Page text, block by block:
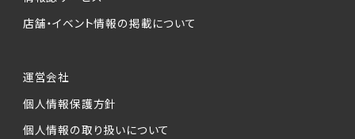
ービスの実施にあたりそれぞれ必要となる項目
を入力いただかない場合は、各々のサービスを
個人情報の第三者への提供について
当社は、以下の提供先に対して個人情報を提供
します。
店舗・イベント情報の掲載について
運営会社
個人情報保護方針
個人情報の取り扱いについて